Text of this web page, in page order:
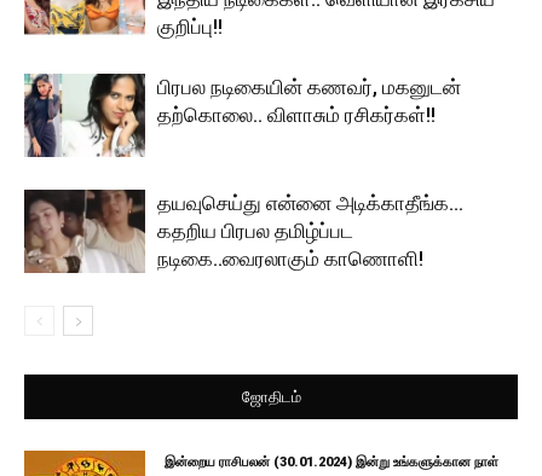
குறிப்பு!!
பிரபல நடிகையின் கணவர், மகனுடன்
தற்கொலை.. விளாசும் ரசிகர்கள்!!
தயவுசெய்து என்னை அடிக்காதீங்க…
கதறிய பிரபல தமிழ்ப்பட
நடிகை..வைரலாகும் காணொளி!
ஜோதிடம்
இன்றைய ராசிபலன் (30.01.2024) இன்று உங்களுக்கான நாள்